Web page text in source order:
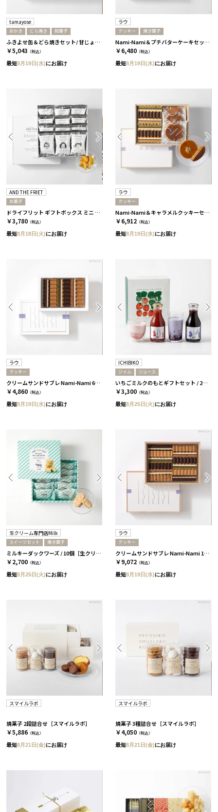
tamayose
おかき どら焼き 和菓子
ふきよせ缶＆どら焼きセット/ 甘じょっぱい缶［tamayose］
￥5,043 （税込）
最短8月19日(水)にお届け
ラウ
クッキー 焼き菓子
Nami-Nami＆プチバターケーキセット［ラウ］
￥6,480 （税込）
最短8月19日(水)にお届け
AND THE FRIET
お菓子
ドライフリット ギフトボックス ミニ 12個［アンドザフリット］
￥3,780 （税込）
最短8月18日(火)にお届け
ラウ
クッキー
Nami-Nami＆キャラメルクッキーセット［ラウ］
￥6,912 （税込）
最短8月19日(水)にお届け
ラウ
クッキー
クリームサンドサブレ Nami-Nami 6本入［ラウ］
￥4,860 （税込）
最短8月19日(水)にお届け
ICHIBIKO
ジャム ジュース
いちごミルクのもとギフトセット / 2本 / いちご・ぶるーべりー［ICHIBIKO］
￥3,300 （税込）
最短8月25日(火)にお届け
生クリーム専門店Milk
スイーツセット 焼き菓子
ミルキーダックワーズ / 10個［生クリーム専門店Milk］
￥2,700 （税込）
最短8月25日(火)にお届け
ラウ
クッキー
クリームサンドサブレ Nami-Nami 12本入［ラウ］
￥9,072 （税込）
最短8月19日(水)にお届け
スマイルラボ
焼菓子 2段詰合せ［スマイルラボ］
￥5,886 （税込）
最短8月21日(金)にお届け
スマイルラボ
焼菓子 3種詰合せ［スマイルラボ］
￥4,050 （税込）
最短8月21日(金)にお届け